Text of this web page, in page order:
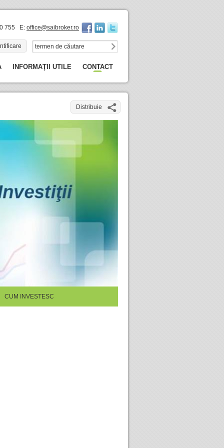
755 E: office@saibroker.ro
INFORMAŢII UTILE CONTACT
Distribuie
CUM INVESTESC